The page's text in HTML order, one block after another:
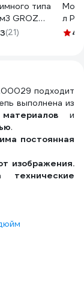
типа
GROZ
- G6P
(21)
л
4.8
подходит
выполнена из
и
.
постоянная
изображения.